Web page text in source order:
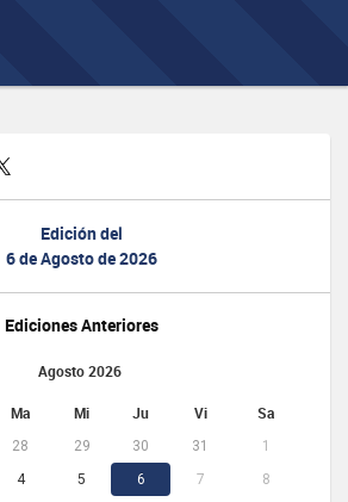
Edición del
6 de Agosto de 2026
Ediciones Anteriores
Agosto 2026
Ma Mi Ju Vi Sa
28 29 30 31
1
4 5 6 7
8